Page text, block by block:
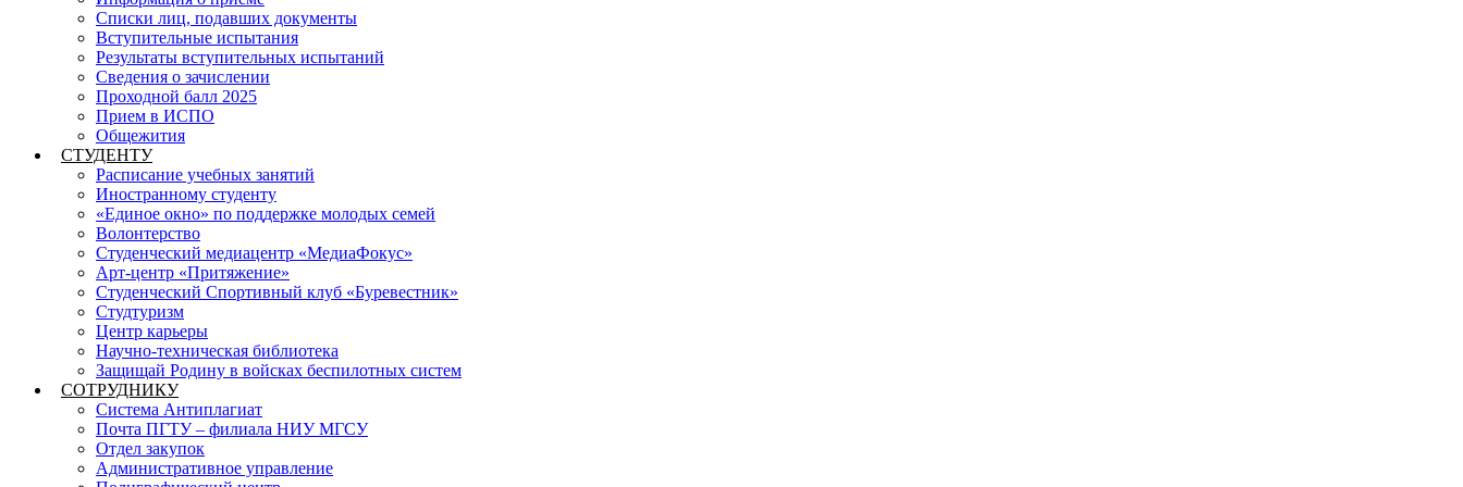
Списки лиц, подавших документы
Вступительные испытания
Результаты вступительных испытаний
Сведения о зачислении
Проходной балл 2025
Прием в ИСПО
Общежития
СТУДЕНТУ
Расписание учебных занятий
Иностранному студенту
«Единое окно» по поддержке молодых семей
Волонтерство
Студенческий медиацентр «МедиаФокус»
Арт-центр «Притяжение»
Студенческий Спортивный клуб «Буревестник»
Студтуризм
Центр карьеры
Научно-техническая библиотека
Защищай Родину в войсках беспилотных систем
СОТРУДНИКУ
Система Антиплагиат
Почта ПГТУ – филиала НИУ МГСУ
Отдел закупок
Административное управление